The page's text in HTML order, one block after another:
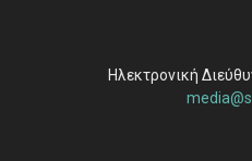
Ηλεκτρονική